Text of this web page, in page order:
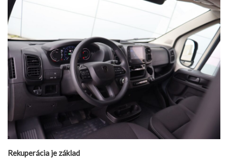
Rekuperácia je základ